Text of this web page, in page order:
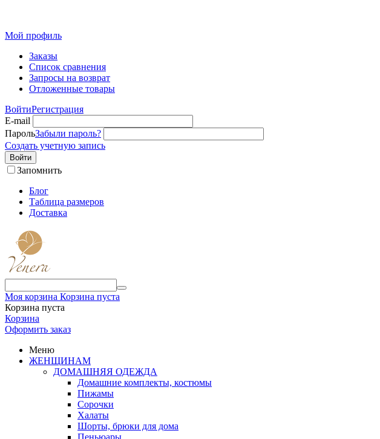
Мой профиль
Заказы
Список сравнения
Запросы на возврат
Отложенные товары
ВойтиРегистрация
E-mail
ПарольЗабыли пароль?
Создать учетную запись
Войти
Запомнить
Блог
Таблица размеров
Доставка
Моя корзина Корзина пуста
Корзина пуста
Корзина
Оформить заказ
Меню
ЖЕНЩИНАМ
ДОМАШНЯЯ ОДЕЖДА
Домашние комплекты, костюмы
Пижамы
Сорочки
Халаты
Шорты, брюки для дома
Пеньюары